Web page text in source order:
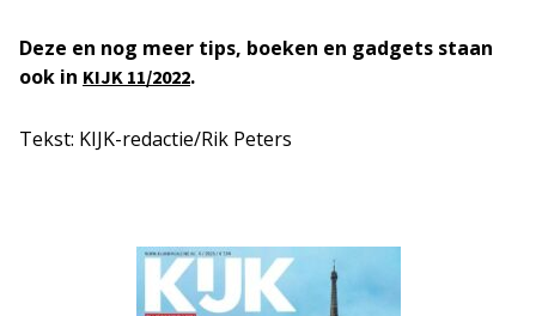
Deze en nog meer tips, boeken en gadgets staan
ook in KIJK 11/2022.
Tekst: KIJK-redactie/Rik Peters